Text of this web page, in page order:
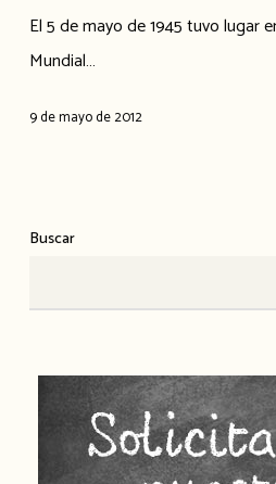
de
El 5 de mayo de 1945 tuvo lugar
Mundial…
9 de mayo de 2012
Buscar